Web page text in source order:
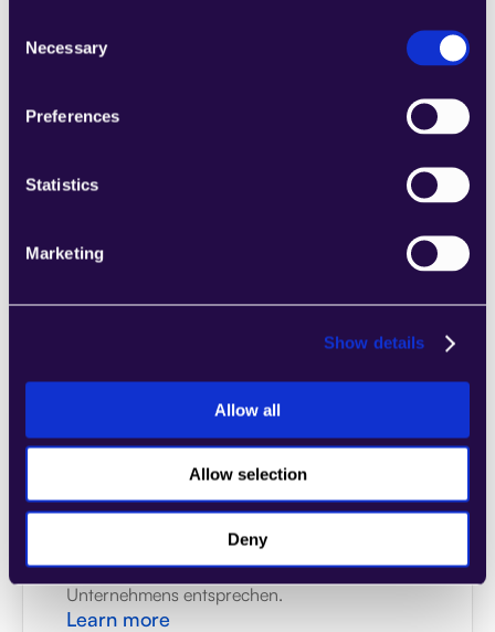
Selection
Necessary
Preferences
Statistics
Marketing
Show details
Allow all
Allow selection
Deny
2Chat
von Kategorien, um Seiten einfach
Unternehmens entsprechen.
von Kategorien, um Seiten einfach
zusammenzustellen, die den
Anforderungen Ihres wachsenden
Unternehmens entsprechen.
Learn more